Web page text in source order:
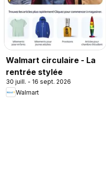
Walmart circulaire - La
rentrée stylée
30 juill. - 16 sept. 2026
Walmart